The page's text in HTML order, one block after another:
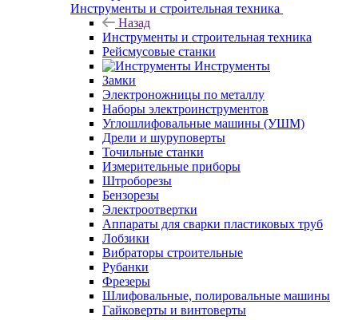
Инструменты и строительная техника
Назад
Инструменты и строительная техника
Рейсмусовые станки
Инструменты
Замки
Электроножницы по металлу
Наборы электроинструментов
Углошлифовальные машины (УШМ)
Дрели и шуруповерты
Точильные станки
Измерительные приборы
Штроборезы
Бензорезы
Электроотвертки
Аппараты для сварки пластиковых труб
Лобзики
Вибраторы строительные
Рубанки
Фрезеры
Шлифовальные, полировальные машины
Гайковерты и винтоверты